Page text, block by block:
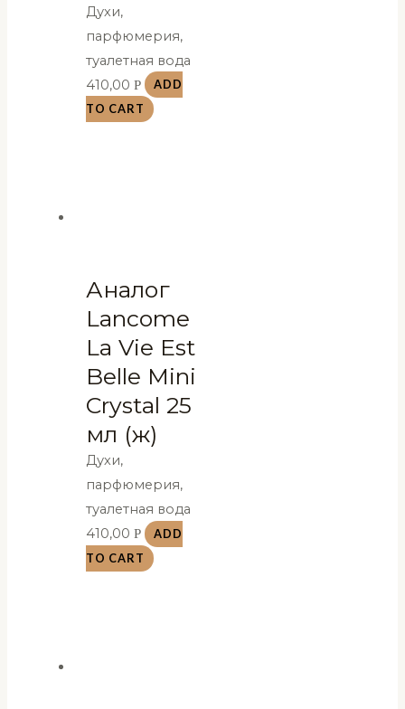
Духи,
парфюмерия,
туалетная вода
410,00Р
ADD
TO CART
Аналог
Lancome
La Vie Est
Belle Mini
Crystal 25
мл (ж)
Духи,
парфюмерия,
туалетная вода
410,00Р
ADD
TO CART